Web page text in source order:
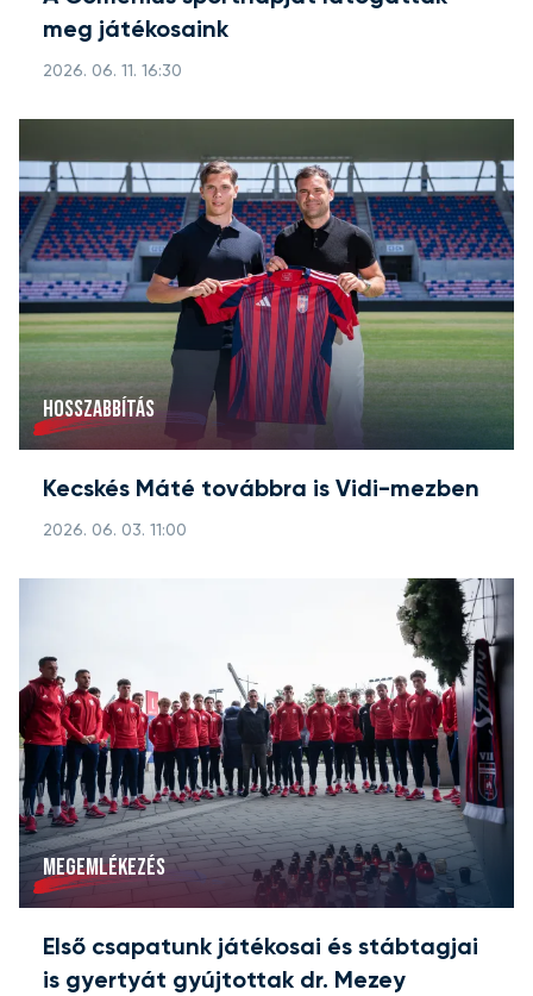
meg játékosaink
2026. 06. 11. 16:30
HOSSZABBÍTÁS
Kecskés Máté továbbra is Vidi-mezben
2026. 06. 03. 11:00
MEGEMLÉKEZÉS
Első csapatunk játékosai és stábtagjai
is gyertyát gyújtottak dr. Mezey